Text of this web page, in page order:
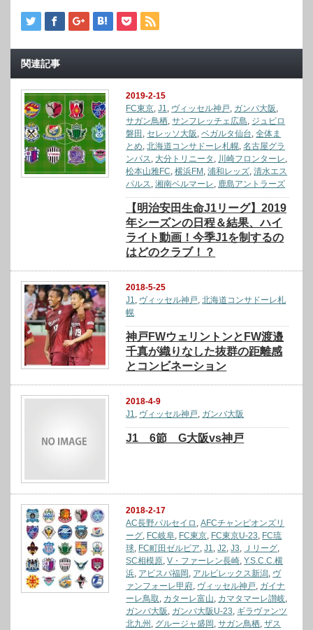
関連記事
2019-2-15
FC東京,J1, ヴィッセル神戸, ガンバ大阪 ,
サガン鳥栖,サンフレッチェ広島, ジュビロ
磐田 , セレッソ大阪 ,ベガルタ仙台,全体ま
とめ,北海道コンサドーレ札幌,名古屋グラ
ンパス, 大分トリニータ , 川崎フロンターレ,
松本山雅FC,横浜FM ,浦和レッズ,清水エス
パルス,湘南ベルマーレ, 鹿島アントラーズ
【明治安田生命J1リーグ】2019
年シーズンの日程＆結果、ハイ
ライト動画！今季J1を制するの
はどのクラブ！？
2018-5-25
J1, ヴィッセル神戸,北海道コンサドーレ札
幌
神戸FWウェリントンとFW渡邉
千真が織りなした抜群の距離感
とコンビネーション
2018-4-9
J1, ヴィッセル神戸, ガンバ大阪
J1 6節 G大阪vs神戸
2018-2-17
AC長野パルセイロ ,AFCチャンピオンズリ
ーグ, FC岐阜, FC東京, FC東京U-23, FC琉
球, FC町田ゼルビア,J1,J2,J3, Ｊリーグ,
SC相模原,V・ファーレン長崎,Y.S.C.C.横
浜, アビスパ福岡 , アルビレックス新潟, ヴ
ァンフォーレ甲府, ヴィッセル神戸, ガイナ
ーレ鳥取, カターレ富山, カマタマーレ讃岐,
ガンバ大阪 , ガンバ大阪U-23, ギラヴァンツ
北九州 , グルージャ盛岡 ,サガン鳥栖,ザス